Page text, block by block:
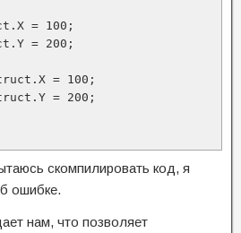
= 100;
= 200;
= 100;
= 200;
скомпилировать код, я
ошибке.
нам, что позволяет